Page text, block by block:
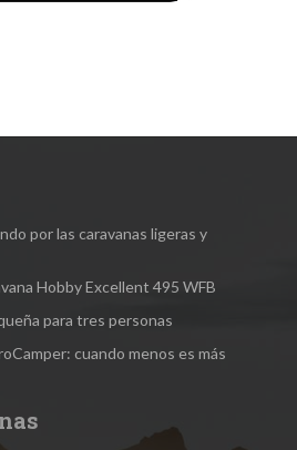
por las caravanas ligeras y
Hobby Excellent 495 WFB
para tres personas
cuando menos es más